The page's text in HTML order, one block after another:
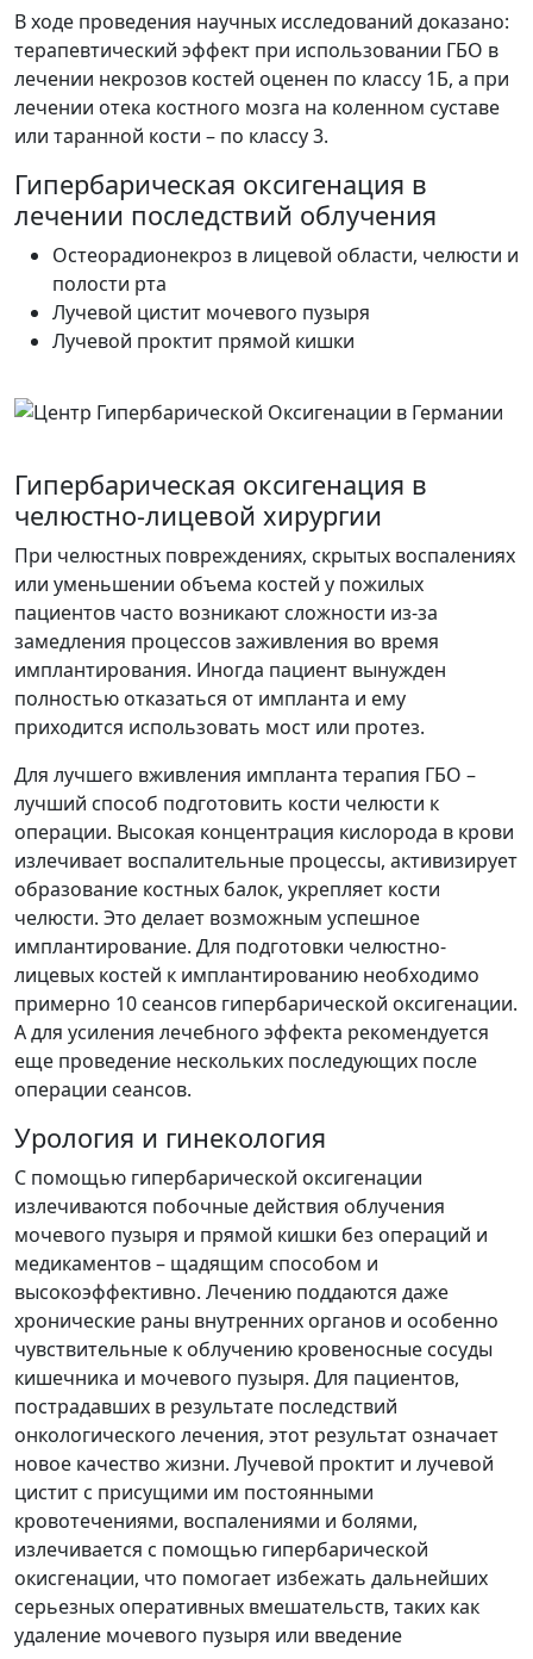
В ходе проведения научных исследований доказано:
терапевтический эффект при использовании ГБО в
лечении некрозов костей оценен по классу 1Б, а при
лечении отека костного мозга на коленном суставе
или таранной кости – по классу 3.
Гипербарическая оксигенация в
лечении последствий облучения
Остеорадионекроз в лицевой области, челюсти и
полости рта
Лучевой цистит мочевого пузыря
Лучевой проктит прямой кишки
Гипербарическая оксигенация в
челюстно-лицевой хирургии
При челюстных повреждениях, скрытых воспалениях
или уменьшении объема костей у пожилых
пациентов часто возникают сложности из-за
замедления процессов заживления во время
имплантирования. Иногда пациент вынужден
полностью отказаться от импланта и ему
приходится использовать мост или протез.
Для лучшего вживления импланта терапия ГБО –
лучший способ подготовить кости челюсти к
операции. Высокая концентрация кислорода в крови
излечивает воспалительные процессы, активизирует
образование костных балок, укрепляет кости
челюсти. Это делает возможным успешное
имплантирование. Для подготовки челюстно-
лицевых костей к имплантированию необходимо
примерно 10 сеансов гипербарической оксигенации.
А для усиления лечебного эффекта рекомендуется
еще проведение нескольких последующих после
операции сеансов.
Урология и гинекология
С помощью гипербарической оксигенации
излечиваются побочные действия облучения
мочевого пузыря и прямой кишки без операций и
медикаментов – щадящим способом и
высокоэффективно. Лечению поддаются даже
хронические раны внутренних органов и особенно
чувствительные к облучению кровеносные сосуды
кишечника и мочевого пузыря. Для пациентов,
пострадавших в результате последствий
онкологического лечения, этот результат означает
новое качество жизни. Лучевой проктит и лучевой
цистит с присущими им постоянными
кровотечениями, воспалениями и болями,
излечивается с помощью гипербарической
окисгенации, что помогает избежать дальнейших
серьезных оперативных вмешательств, таких как
удаление мочевого пузыря или введение